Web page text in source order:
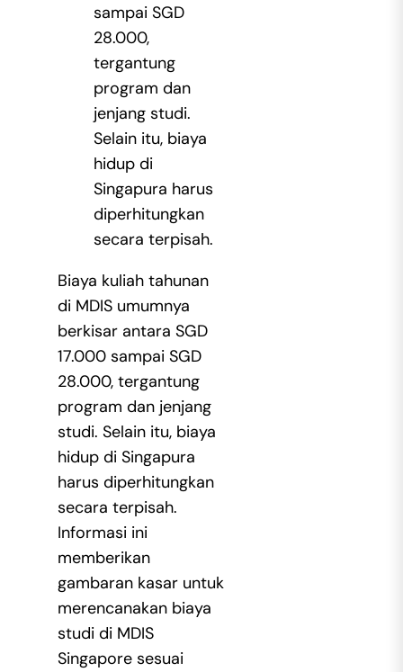
sampai SGD
28.000,
tergantung
program dan
jenjang studi.
Selain itu, biaya
hidup di
Singapura harus
diperhitungkan
secara terpisah.
Biaya kuliah tahunan
di MDIS umumnya
berkisar antara SGD
17.000 sampai SGD
28.000, tergantung
program dan jenjang
studi. Selain itu, biaya
hidup di Singapura
harus diperhitungkan
secara terpisah.
Informasi ini
memberikan
gambaran kasar untuk
merencanakan biaya
studi di MDIS
Singapore sesuai